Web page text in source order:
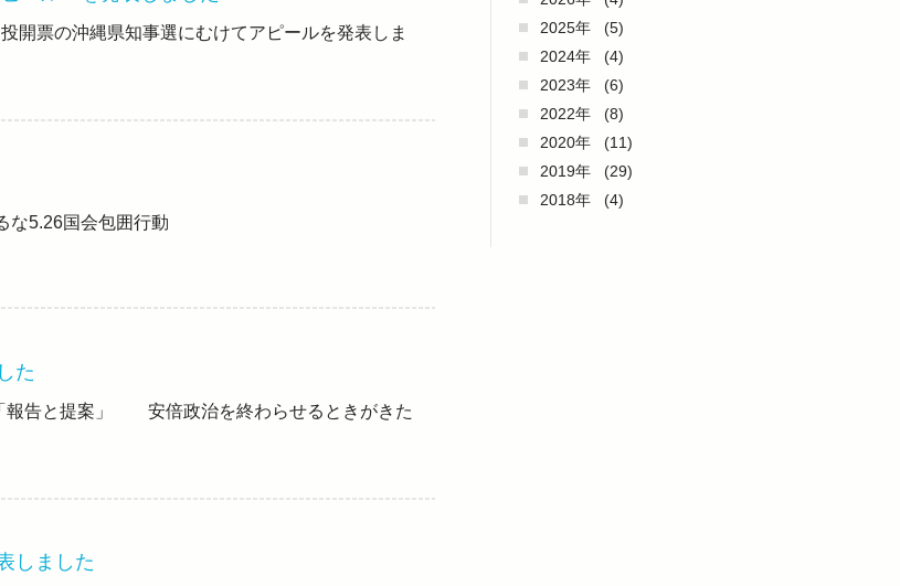
開票の沖縄県知事選にむけてアピールを発表しま
5.26国会包囲行動
た
報告と提案」 安倍政治を終わらせるときがきた
しました
2025年
(5)
2024年
(4)
2023年
(6)
2022年
(8)
2020年
(11)
2019年
(29)
2018年
(4)